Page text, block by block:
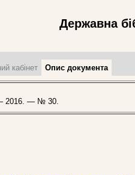
Державна
кабінет Опис документа
2016. — № 30.